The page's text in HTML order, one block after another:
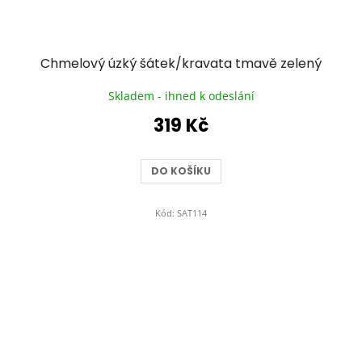
Chmelový úzký šátek/kravata tmavě zelený
Skladem - ihned k odeslání
319 Kč
DO KOŠÍKU
Kód: SAT114